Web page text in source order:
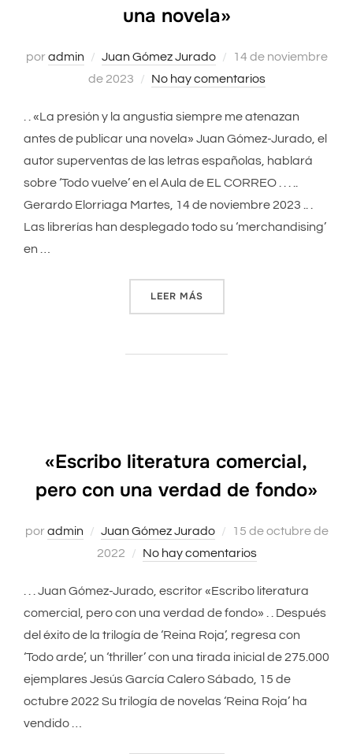
una novela»
poradmin Juan Gómez Jurado
Publicado
el
14 de noviembre
de 2023
No hay comentarios
. . «La presión y la angustia siempre me atenazan
antes de publicar una novela» Juan Gómez-Jurado, el
autor superventas de las letras españolas, hablará
sobre ‘Todo vuelve’ en el Aula de EL CORREO . . . ..
Gerardo Elorriaga Martes, 14 de noviembre 2023 .. .
Las librerías han desplegado todo su ‘merchandising’
en …
LEER MÁS
«Escribo literatura comercial,
pero con una verdad de fondo»
poradmin Juan Gómez Jurado
Publicado
el
15 de octubre de
2022
No hay comentarios
. . . Juan Gómez-Jurado, escritor «Escribo literatura
comercial, pero con una verdad de fondo» . . Después
del éxito de la trilogía de ‘Reina Roja’, regresa con
‘Todo arde’, un ‘thriller’ con una tirada inicial de 275.000
ejemplares Jesús García Calero Sábado, 15 de
octubre 2022 Su trilogía de novelas ‘Reina Roja’ ha
vendido …